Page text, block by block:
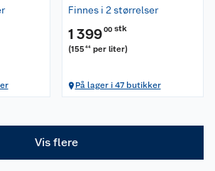
Finnes i 2 størrelser
1 39900 stk
(15544 per liter)
På lager i 47 butikker
Vis flere